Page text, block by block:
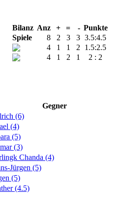
Bilanz Anz + = - Punkte
Spiele 8 2 3 3 3.5:4.5
4 1 1 2
1.5:2.5
4 1 2 1
2 : 2
Gegner
(6)
(4)
(5)
(3)
Chanda (4)
Jürgen (5)
(5)
(4.5)